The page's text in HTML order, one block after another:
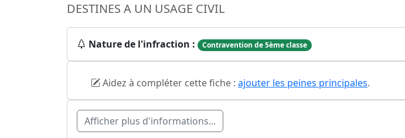
DESTINES A UN USAGE CIVIL
Nature de l'infraction : Contravention de 5ème classe
Aidez à compléter cette fiche : ajouter les peines principales.
Afficher plus d'informations...